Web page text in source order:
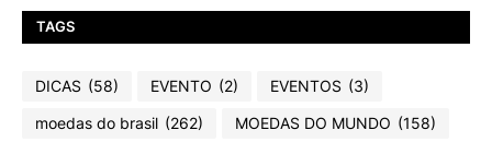
TAGS
DICAS (58) EVENTO (2) EVENTOS (3)
moedas do brasil (262) MOEDAS DO MUNDO (158)